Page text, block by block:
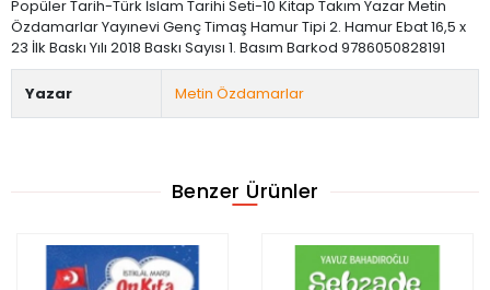
Popüler Tarih-Türk İslam Tarihi Seti-10 Kitap Takım Yazar Metin
Özdamarlar Yayınevi Genç Timaş Hamur Tipi 2. Hamur Ebat 16,5 x
23 İlk Baskı Yılı 2018 Baskı Sayısı 1. Basım Barkod 9786050828191
Yazar Metin Özdamarlar
Benzer Ürünler